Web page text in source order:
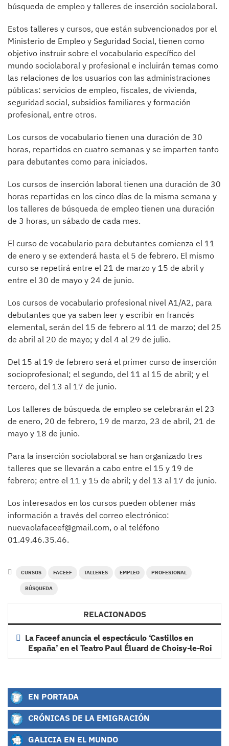
búsqueda de empleo y talleres de inserción sociolaboral.
Estos talleres y cursos, que están subvencionados por el
Ministerio de Empleo y Seguridad Social, tienen como
objetivo instruir sobre el vocabulario específico del
mundo sociolaboral y profesional e incluirán temas como
las relaciones de los usuarios con las administraciones
públicas: servicios de empleo, fiscales, de vivienda,
seguridad social, subsidios familiares y formación
profesional, entre otros.
Los cursos de vocabulario tienen una duración de 30
horas, repartidos en cuatro semanas y se imparten tanto
para debutantes como para iniciados.
Los cursos de inserción laboral tienen una duración de 30
horas repartidas en los cinco días de la misma semana y
los talleres de búsqueda de empleo tienen una duración
de 3 horas, un sábado de cada mes.
El curso de vocabulario para debutantes comienza el 11
de enero y se extenderá hasta el 5 de febrero. El mismo
curso se repetirá entre el 21 de marzo y 15 de abril y
entre el 30 de mayo y 24 de junio.
Los cursos de vocabulario profesional nivel A1/A2, para
debutantes que ya saben leer y escribir en francés
elemental, serán del 15 de febrero al 11 de marzo; del 25
de abril al 20 de mayo; y del 4 al 29 de julio.
Del 15 al 19 de febrero será el primer curso de inserción
socioprofesional; el segundo, del 11 al 15 de abril; y el
tercero, del 13 al 17 de junio.
Los talleres de búsqueda de empleo se celebrarán el 23
de enero, 20 de febrero, 19 de marzo, 23 de abril, 21 de
mayo y 18 de junio.
Para la inserción sociolaboral se han organizado tres
talleres que se llevarán a cabo entre el 15 y 19 de
febrero; entre el 11 y 15 de abril; y del 13 al 17 de junio.
Los interesados en los cursos pueden obtener más
información a través del correo electrónico:
nuevaolafaceef@gmail.com, o al teléfono
01.49.46.35.46.
CURSOS FACEEF TALLERES EMPLEO PROFESIONAL
BÚSQUEDA
RELACIONADOS
La Faceef anuncia el espectáculo ‘Castillos en
España’ en el Teatro Paul Éluard de Choisy-le-Roi
EN PORTADA
CRÓNICAS DE LA EMIGRACIÓN
GALICIA EN EL MUNDO